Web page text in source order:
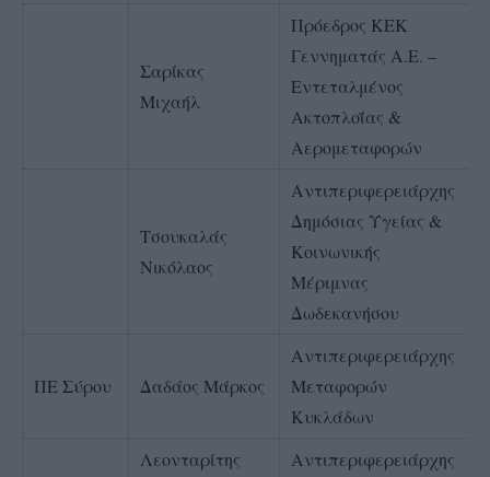
Σαρίκας
Μιχαήλ
Πρόεδρος ΚΕΚ
Γεννηματάς Α.Ε. –
Εντεταλμένος
Ακτοπλοΐας &
Αερομεταφορών
Τσουκαλάς
Νικόλαος
Αντιπεριφερειάρχης
Δημόσιας Υγείας &
Κοινωνικής
Μέριμνας
Δωδεκανήσου
ΠΕ Σύρου Δαδάος Μάρκος
Αντιπεριφερειάρχης
Μεταφορών
Κυκλάδων
Λεονταρίτης
Αντιπεριφερειάρχης